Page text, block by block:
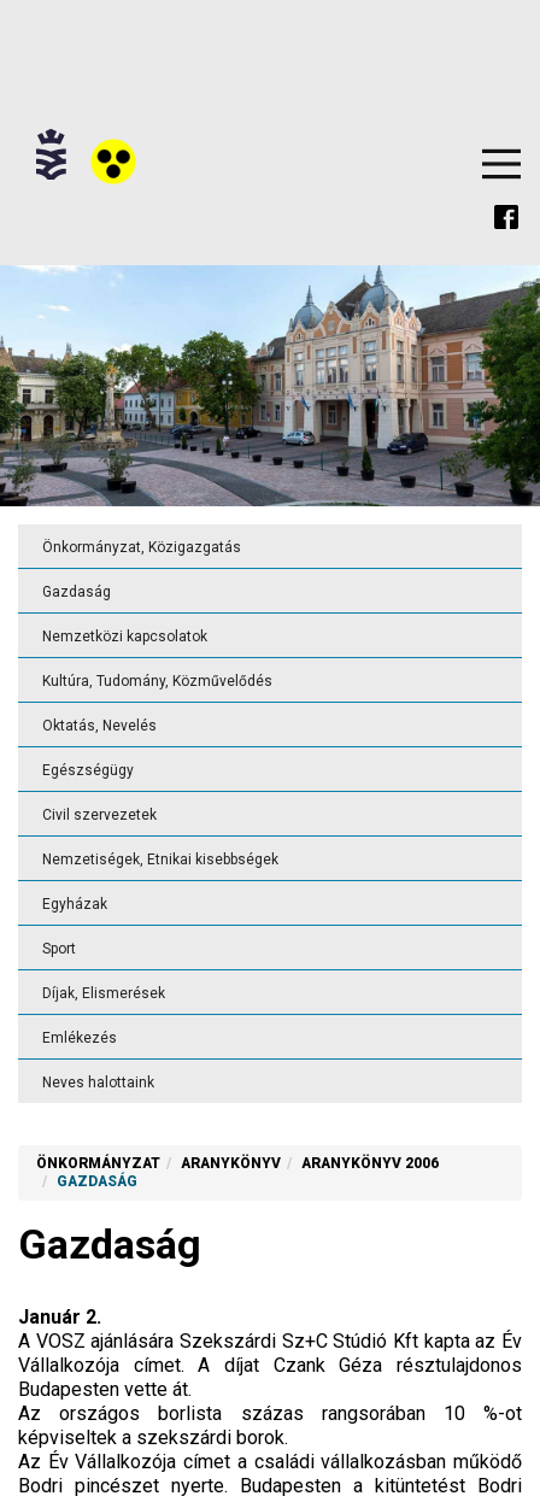
Önkormányzat, Közigazgatás
Gazdaság
Nemzetközi kapcsolatok
Kultúra, Tudomány, Közművelődés
Oktatás, Nevelés
Egészségügy
Civil szervezetek
Nemzetiségek, Etnikai kisebbségek
Egyházak
Sport
Díjak, Elismerések
Emlékezés
Neves halottaink
ÖNKORMÁNYZAT ARANYKÖNYV
ARANYKÖNYV 2006
GAZDASÁG
Gazdaság
Január 2.
A VOSZ ajánlására Szekszárdi Sz+C Stúdió Kft kapta az Év
Vállalkozója címet. A díjat Czank Géza résztulajdonos
Budapesten vette át.
Az országos borlista százas rangsorában 10 %-ot
képviseltek a szekszárdi borok.
Az Év Vállalkozója címet a családi vállalkozásban működő
Bodri pincészet nyerte. Budapesten a kitüntetést Bodri